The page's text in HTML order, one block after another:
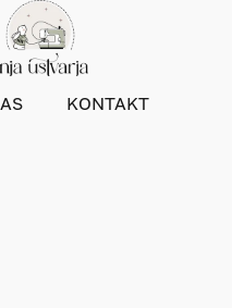
KONTAKT